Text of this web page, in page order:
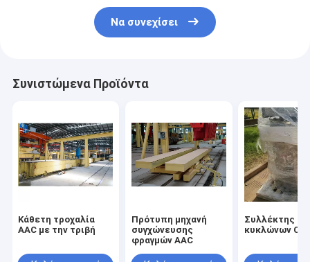
Να συνεχίσει
Συνιστώμενα Προϊόντα
Κάθετη τροχαλία
AAC με την τριβή
Πρότυπη μηχανή
συγχώνευσης
φραγμών AAC
Συλλέκτης
κυκλώνων CE